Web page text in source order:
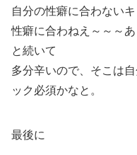
自分の性癖に合わない
性癖に合わねえ～～～
と続いて
多分辛いので、そこは
ック必須かなと。
最後に